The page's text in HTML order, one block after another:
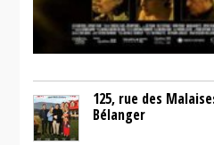
125, rue des
Bélanger